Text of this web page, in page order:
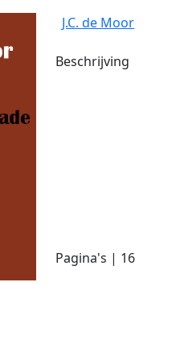
J.C. de Moor
Beschrijving
Pagina's | 16